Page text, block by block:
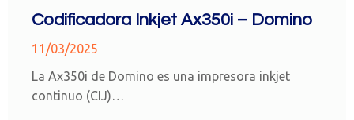
Codificadora Inkjet Ax350i – Domino
11/03/2025
La Ax350i de Domino es una impresora inkjet
continuo (CIJ)…